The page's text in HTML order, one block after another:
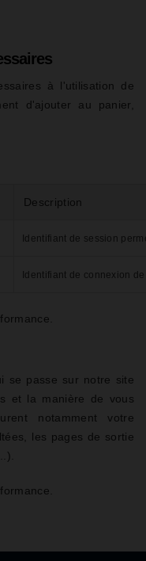
à l'utilisation de
d'ajouter au panier,
Description
Identifiant de session
Identifiant de connexion
se passe sur notre site
et la manière de vous
notamment votre
les pages de sortie